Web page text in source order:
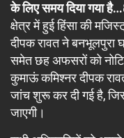
के लिए समय दिया गया है…
क्षेत्र में हुई हिंसा की
दीपक रावत ने बनभूलपुरा
समेत छह अफसरों को
कुमाऊं कमिश्नर दीपक
जांच शुरू कर दी गई है,
जाएगी।